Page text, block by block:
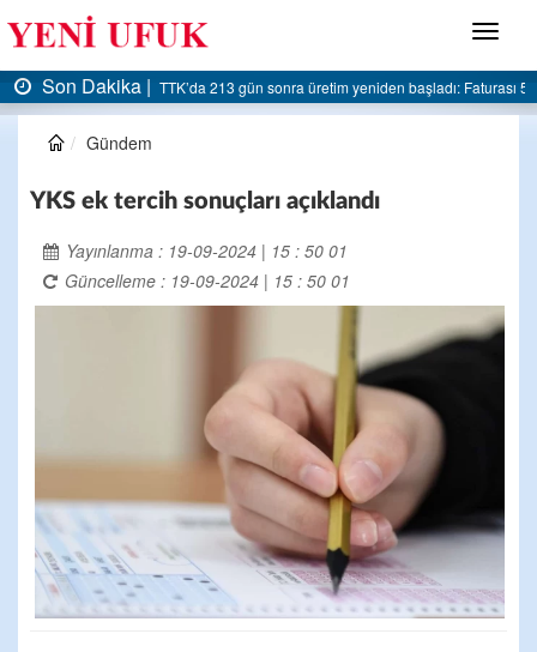
Menü
Son Dakika |TTK’da 213 gün sonra üretim yeniden başladı: Faturası 5
Gündem
YKS ek tercih sonuçları açıklandı
Yayınlanma : 19-09-2024 | 15 : 50 01
Güncelleme : 19-09-2024 | 15 : 50 01